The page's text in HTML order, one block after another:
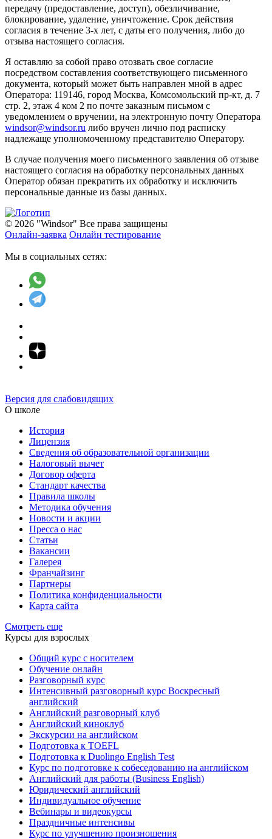
передачу (предоставление, доступ), обезличивание,
блокирование, удаление, уничтожение. Срок действия
согласия в течение 3-х лет, с даты его получения, либо до
отзыва настоящего согласия.
Я оставляю за собой право отозвать свое согласие
посредством составления соответствующего письменного
документа, который может быть направлен мной в адрес
Оператора: 119146, город Москва, Комсомольский пр-кт, д. 7
стр. 2, этаж 4 ком 2 по почте заказным письмом с
уведомлением о вручении, на электронную почту Оператора
windsor@windsor.ru либо вручен лично под расписку
надлежаще уполномоченному представителю Оператору.
В случае получения моего письменного заявления об отзыве
настоящего согласия на обработку персональных данных
Оператор обязан прекратить их обработку и исключить
персональные данные из базы данных.
© 2026 "Windsor" Все права защищены
Онлайн-заявка Онлайн тестирование
Мы в социальных сетях:
Версия для слабовидящих
О школе
История
Лицензия
Сведения об образовательной организации
Налоговый вычет
Договор оферта
Стандарт качества
Правила школы
Методика обучения
Новости и акции
Пресса о нас
Статьи
Вакансии
Галерея
Франчайзинг
Партнеры
Политика конфиденциальности
Карта сайта
Смотреть еще
Курсы для взрослых
Общий курс с носителем
Обучение онлайн
Разговорный курс
Интенсивный разговорный курс Воскресный
английский
Английский разговорный клуб
Английский киноклуб
Экскурсии на английском
Подготовка к TOEFL
Подготовка к Duolingo English Test
Курс по подготовке к собеседованию на английском
Английский для работы (Business English)
Юридический английский
Индивидуальное обучение
Вебинары и видеокурсы
Праздничные интенсивы
Курс по улучшению произношения